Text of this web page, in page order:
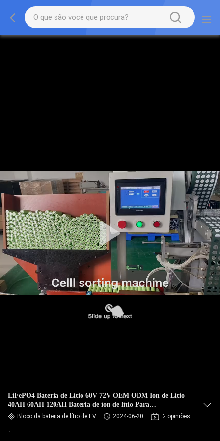
LiFePO4 Bateria de Lítio 60V 72V OEM ODM Ion de Lítio
40AH 60AH 120AH Bateria de íon de lítio Para
motocicleta/casseta elétrica
Bloco da bateria de lítio de EV 2024-06-20 2 opiniões